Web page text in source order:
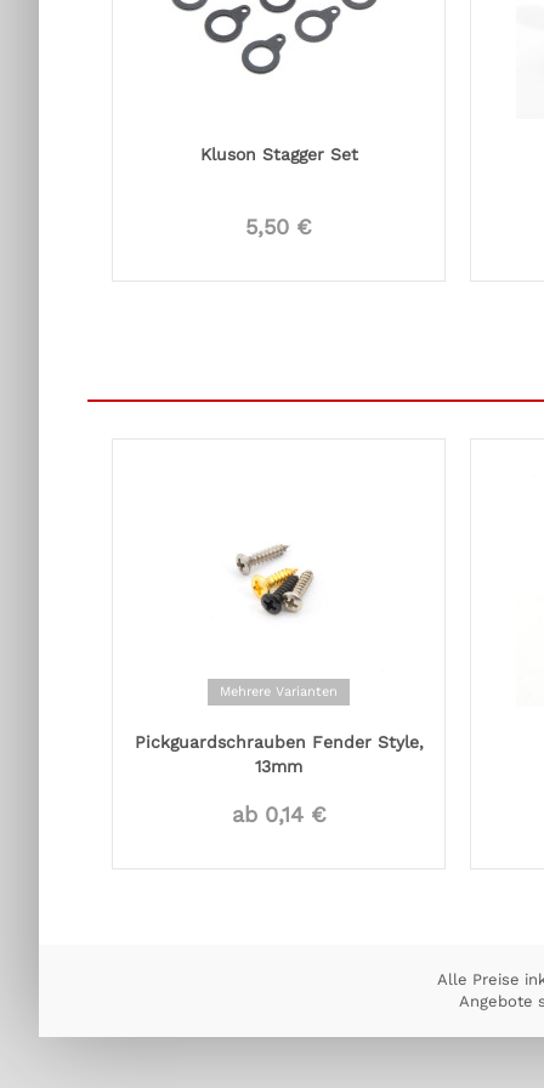
Kluson Stagger Set
5,50 €
Mehrere Varianten
Pickguardschrauben Fender Style,
13mm
ab 0,14 €
Alle Preise
Angebote